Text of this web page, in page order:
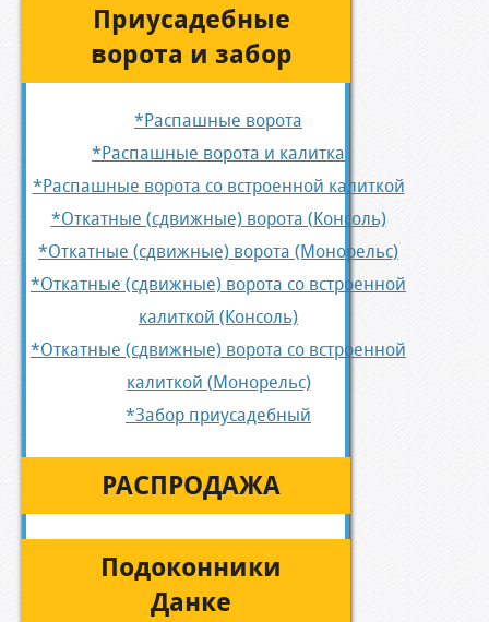
Приусадебные
ворота и забор
*Распашные ворота
*Распашные ворота и калитка
*Распашные ворота со встроенной калиткой
*Откатные (сдвижные) ворота (Консоль)
*Откатные (сдвижные) ворота (Монорельс)
*Откатные (сдвижные) ворота со встроенной
калиткой (Консоль)
*Откатные (сдвижные) ворота со встроенной
калиткой (Монорельс)
*Забор приусадебный
РАСПРОДАЖА
Подоконники
Данке